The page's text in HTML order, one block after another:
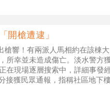
開槍遭逮」
槍響！有兩派人馬相約在該棟大
所幸並未造成傷亡。淡水警方
在現場逐層搜索中，詳細事發
接獲民眾通報，指稱社區地下